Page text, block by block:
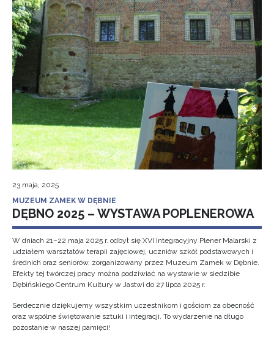
23 maja, 2025
MUZEUM ZAMEK W DĘBNIE
DĘBNO 2025 – WYSTAWA POPLENEROWA
W dniach 21–22 maja 2025 r. odbył się XVI Integracyjny Plener Malarski z
udziałem warsztatów terapii zajęciowej, uczniów szkół podstawowych i
średnich oraz seniorów, zorganizowany przez Muzeum Zamek w Dębnie.
Efekty tej twórczej pracy można podziwiać na wystawie w siedzibie
Dębińskiego Centrum Kultury w Jastwi do 27 lipca 2025 r.
Serdecznie dziękujemy wszystkim uczestnikom i gościom za obecność
oraz wspólne świętowanie sztuki i integracji. To wydarzenie na długo
pozostanie w naszej pamięci!